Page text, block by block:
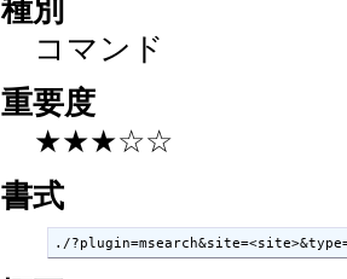
種別
コマンド
重要度
★★★☆☆
書式
./